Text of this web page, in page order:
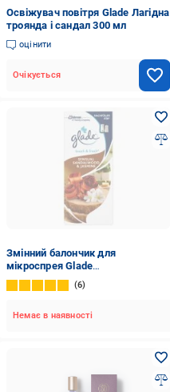
Освіжувач повітря Glade Лагідна
троянда і сандал 300 мл
оцінити
Очікується
Змінний балончик для
мікроспрея Glade
Індонезійський сандал 10 мл
6
Немає в наявності